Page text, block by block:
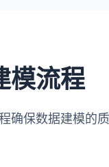
模流程
确保数据建模的